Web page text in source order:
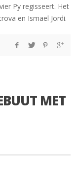
Py regisseert. Het
en Ismael Jordi.
MET